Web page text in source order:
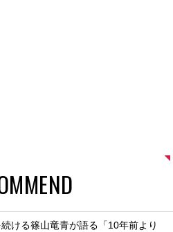
ける篠山竜青が語る「10年前より